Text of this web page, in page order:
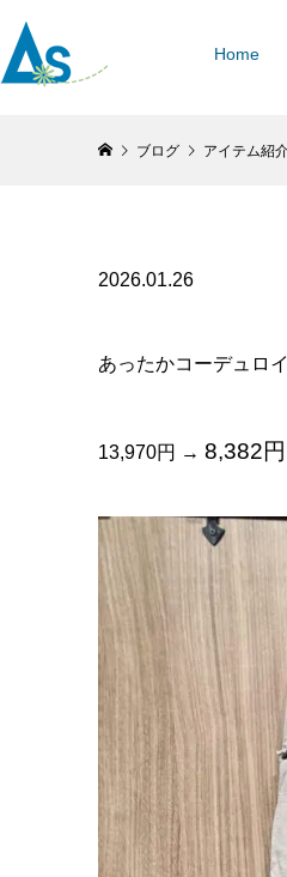
Home
ブログ アイテム紹
2026.01.26
あったかコーデュロ
13,970円 → 8,382